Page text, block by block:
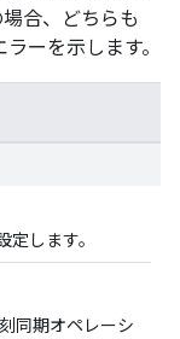
合、どちらも
ーを示します。
します。
同期オペレーシ